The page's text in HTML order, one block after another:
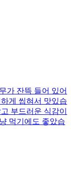
가 잔뜩 들어 있어
게 씹혀서 맛있습
부드러운 식감이
먹기에도 좋았습